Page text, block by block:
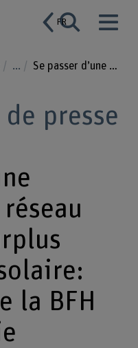
FR
... Se passer d’une extension du réseau malgré les surplus d’électricité solaire: une équipe de la BFH montre la voie
presse
la BFH